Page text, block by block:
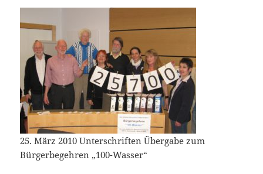
25. März 2010 Unterschriften Übergabe zum
Bürgerbegehren „100-Wasser“